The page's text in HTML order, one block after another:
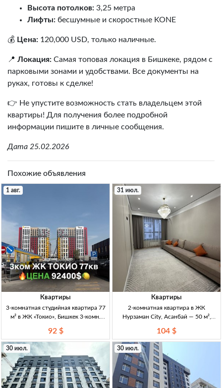
Высота потолков: 3,25 метра
Лифты: бесшумные и скоростные KONE
💰 Цена: 120,000 USD, только наличные.
📍 Локация: Самая топовая локация в Бишкеке, рядом с
парковыми зонами и удобствами. Все документы на
руках, готовы к сделке!
👉 Не упустите возможность стать владельцем этой
квартиры! Для получения более подробной
информации пишите в личные сообщения.
Дата 25.02.2026
Похожие объявления
1 авг.
Квартиры
3-комнатная студийная квартира 77
м² в ЖК «Токио», Бишкек 3-комн.
й блок, ПСО, дом сдан, центр.
отопл., р-н Техно Парк
92 $
31 июл.
Квартиры
2-комнатная квартира в ЖК
Нурзаман City, Асанбай — 50 м²,
Асанбай. ЖК «Нурзаман City»
(бизнес-класс). ДДУ. Полностью
мебл., 2 лифта, больш
104 $
30 июл. 30 июл.